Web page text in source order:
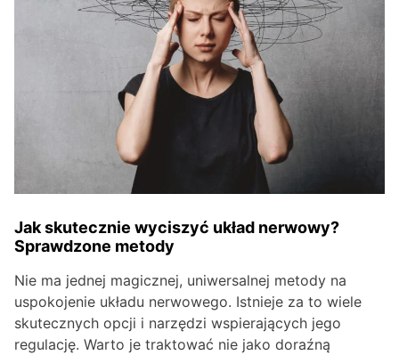
Jak skutecznie wyciszyć układ nerwowy?
Sprawdzone metody
Nie ma jednej magicznej, uniwersalnej metody na
uspokojenie układu nerwowego. Istnieje za to wiele
skutecznych opcji i narzędzi wspierających jego
regulację. Warto je traktować nie jako doraźną